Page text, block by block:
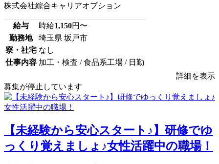
株式会社綜合キャリアオプション
給与 時給1,150円〜
勤務地
埼玉県 坂戸市
寮・社宅 なし
仕事内容 加工・検査 / 食品系工場 / 日勤
詳細を表示
募集が停止しています
【未経験から安心スタート♪】研修でゆ
っくり覚えましょ♪女性活躍中の職場！